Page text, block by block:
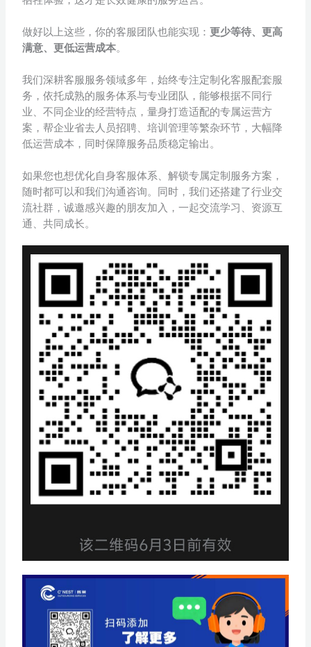
做好以上这些，你的客服团队也能实现：更少等待、更高
满意、更低运营成本。
我们深耕客服服务领域多年，始终专注定制化客服配套服
务，依托成熟的服务体系与专业团队，能够根据不同行
业、不同企业的经营特点，量身打造适配的专属运营方
案，帮企业省去人员招聘、培训管理等繁杂环节，大幅降
低运营成本，同时保障服务品质稳定输出。
如果您也想优化自身客服体系、解锁专属定制服务方案，
随时都可以和我们沟通咨询。同时，我们还搭建了行业交
流社群，诚邀感兴趣的朋友加入，一起交流学习、资源互
通、共同成长。